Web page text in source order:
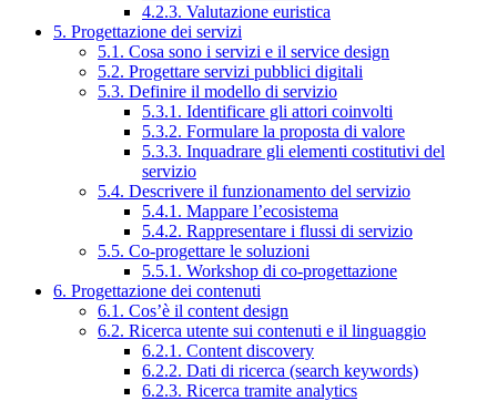
4.2.3. Valutazione euristica
5. Progettazione dei servizi
5.1. Cosa sono i servizi e il service design
5.2. Progettare servizi pubblici digitali
5.3. Definire il modello di servizio
5.3.1. Identificare gli attori coinvolti
5.3.2. Formulare la proposta di valore
5.3.3. Inquadrare gli elementi costitutivi del
servizio
5.4. Descrivere il funzionamento del servizio
5.4.1. Mappare l’ecosistema
5.4.2. Rappresentare i flussi di servizio
5.5. Co-progettare le soluzioni
5.5.1. Workshop di co-progettazione
6. Progettazione dei contenuti
6.1. Cos’è il content design
6.2. Ricerca utente sui contenuti e il linguaggio
6.2.1. Content discovery
6.2.2. Dati di ricerca (search keywords)
6.2.3. Ricerca tramite analytics